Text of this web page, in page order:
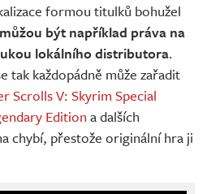
formou titulků bohužel
být například práva na
lokálního distributora.
tak každopádně může zařadit
Scrolls V: Skyrim Special
Edition a dalších
chybí, přestože originální hra ji